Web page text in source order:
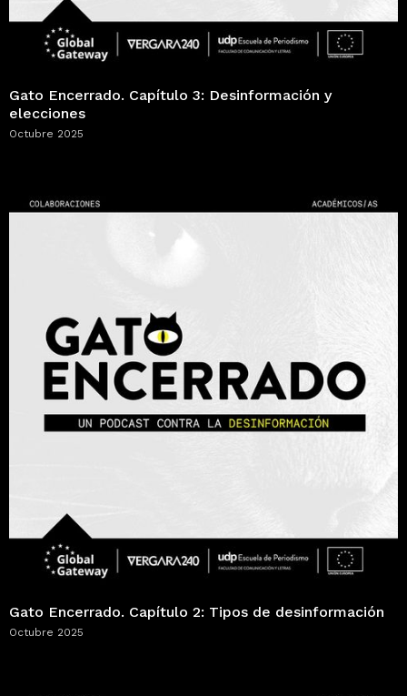
Gato Encerrado. Capítulo 3: Desinformación y
elecciones
Octubre 2025
Gato Encerrado. Capítulo 2: Tipos de desinformación
Octubre 2025